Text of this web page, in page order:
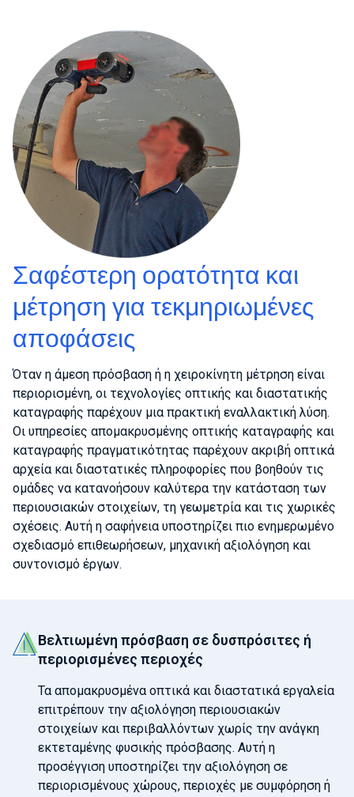
Σαφέστερη ορατότητα και
μέτρηση για τεκμηριωμένες
αποφάσεις
Όταν η άμεση πρόσβαση ή η χειροκίνητη μέτρηση είναι
περιορισμένη, οι τεχνολογίες οπτικής και διαστατικής
καταγραφής παρέχουν μια πρακτική εναλλακτική λύση.
Οι υπηρεσίες απομακρυσμένης οπτικής καταγραφής και
καταγραφής πραγματικότητας παρέχουν ακριβή οπτικά
αρχεία και διαστατικές πληροφορίες που βοηθούν τις
ομάδες να κατανοήσουν καλύτερα την κατάσταση των
περιουσιακών στοιχείων, τη γεωμετρία και τις χωρικές
σχέσεις. Αυτή η σαφήνεια υποστηρίζει πιο ενημερωμένο
σχεδιασμό επιθεωρήσεων, μηχανική αξιολόγηση και
συντονισμό έργων.
Βελτιωμένη πρόσβαση σε δυσπρόσιτες ή
περιορισμένες περιοχές
Τα απομακρυσμένα οπτικά και διαστατικά εργαλεία
επιτρέπουν την αξιολόγηση περιουσιακών
στοιχείων και περιβαλλόντων χωρίς την ανάγκη
εκτεταμένης φυσικής πρόσβασης. Αυτή η
προσέγγιση υποστηρίζει την αξιολόγηση σε
περιορισμένους χώρους, περιοχές με συμφόρηση ή